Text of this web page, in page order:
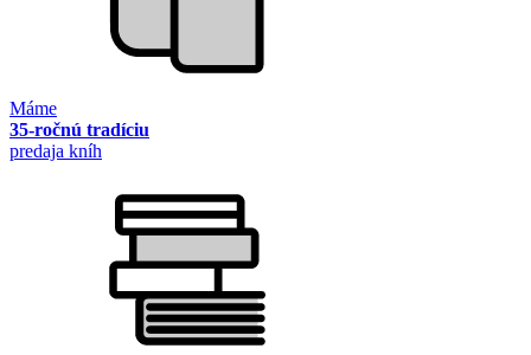
Máme
35-ročnú tradíciu
predaja kníh